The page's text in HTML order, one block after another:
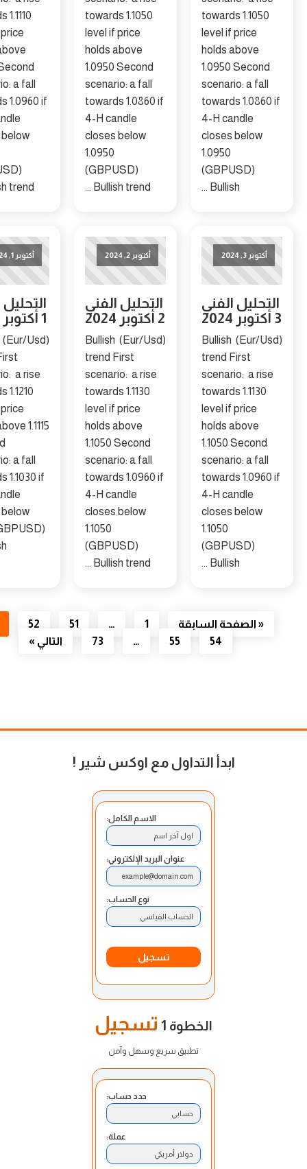
towards
level if price
holds above
1.0950
scenario: a
towards
4-H candle
closes below
(GBPUSD)
towards 1.1050
level if price
holds above
1.0950 Second
scenario: a fall
towards 1.0860 if
4-H candle
closes below
(GBPUSD)
Bullish trend ...
towards 1.1110
level if price
holds above
1.1030 Second
scenario: a fall
towards 1.0960 if
4-H candle
closes below
(GBPUSD)
Bullish trend ...
الفني
(Eur/Usd) Bullish
trend First
scenario: a
towards
level if price
holds above
1.1050
scenario: a
towards
4-H candle
closes below
(GBPUSD)
التحليل الفني
2 أكتوبر 2024
(Eur/Usd) Bullish
trend First
scenario: a rise
towards 1.1130
level if price
holds above
1.1050 Second
scenario: a fall
towards 1.0960 if
4-H candle
closes below
(GBPUSD)
Bullish trend ...
التحليل الفني
1 أكتوبر 2024
(Eur/Usd) Bullish
trend First
scenario: a rise
towards 1.1210
level if price
holds above 1.1115
scenario: a fall
towards 1.1030 if
4-H candle
closes below
1.1115 (GBPUSD)
« الصفحة السابقة 1
51
52
53
55
…
73 التالي »
ابدأ التداول مع اوكس شير!
الاسم الكامل:
عنوان البريد الإلكتروني:
example@domain.com
نوع الحساب:
الحساب القياسي
تسجيل
الخطوة 1 تسجيل
تطبيق سريع وسهل وآمن